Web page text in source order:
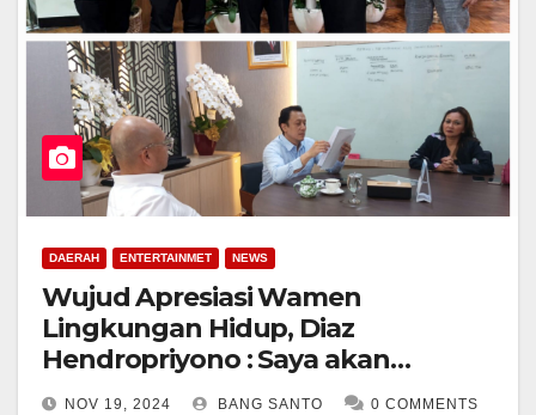
DAERAH ENTERTAINMET NEWS
Wujud Apresiasi Wamen
Lingkungan Hidup, Diaz
Hendropriyono : Saya akan
Nonton Mariara
NOV 19, 2024 BANG SANTO 0 COMMENTS